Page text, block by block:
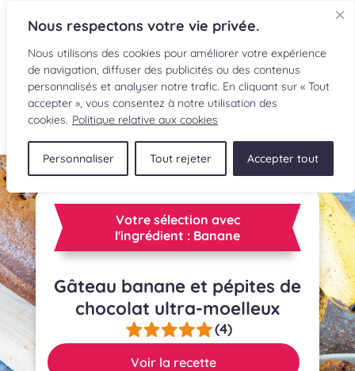
Nous respectons votre vie privée.
Nous utilisons des cookies pour améliorer votre expérience
de navigation, diffuser des publicités ou des contenus
personnalisés et analyser notre trafic. En cliquant sur « Tout
accepter », vous consentez à notre utilisation des
cookies. Politique relative aux cookies
Personnaliser Tout rejeter Accepter tout
EN
RECETTES
INGRÉDIENTS
LECTURES CULINAIRES
SOUMETTRE UNE RECETTE
BOUTIQUE
Votre sélection avec
l'ingrédient : Banane
Gâteau banane et pépites de
chocolat ultra-moelleux
(4)
Voir la recette